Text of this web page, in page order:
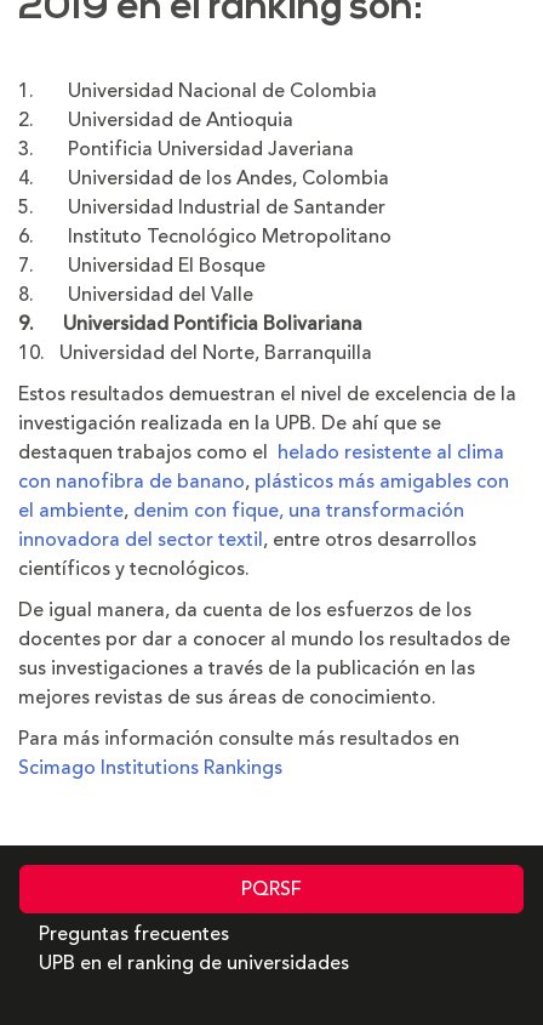
2019 en el ranking son:
1. Universidad Nacional de Colombia
2. Universidad de Antioquia
3. Pontificia Universidad Javeriana
4. Universidad de los Andes, Colombia
5. Universidad Industrial de Santander
6. Instituto Tecnológico Metropolitano
7. Universidad El Bosque
8. Universidad del Valle
9. Universidad Pontificia Bolivariana
10. Universidad del Norte, Barranquilla
Estos resultados demuestran el nivel de excelencia de la
investigación realizada en la UPB. De ahí que se
destaquen trabajos como el helado resistente al clima
con nanofibra de banano, plásticos más amigables con
el ambiente, denim con fique, una transformación
innovadora del sector textil, entre otros desarrollos
científicos y tecnológicos.
De igual manera, da cuenta de los esfuerzos de los
docentes por dar a conocer al mundo los resultados de
sus investigaciones a través de la publicación en las
mejores revistas de sus áreas de conocimiento.
Para más información consulte más resultados en
Scimago Institutions Rankings
PQRSF
Preguntas frecuentes
UPB en el ranking de universidades